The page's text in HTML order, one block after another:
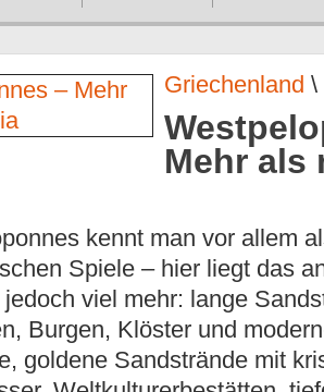
Griechenland \
Mehr als
kennt man vor allem
Spiele – hier liegt das
viel mehr: lange
Burgen, Klöster und
goldene Sandstrände mit